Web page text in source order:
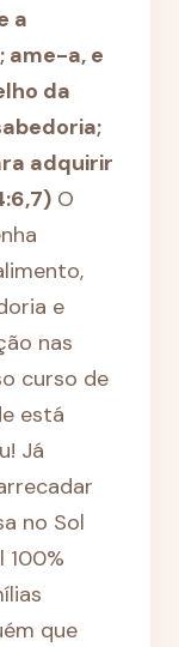
a
ame-a, e
da
adquirir
O
e
nas
curso de
está
Já
no Sol
100%
que